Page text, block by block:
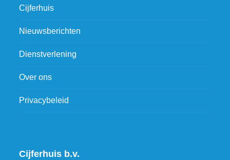
Cijferhuis
Nieuwsberichten
Dienstverlening
Over ons
Privacybeleid
Cijferhuis b.v.